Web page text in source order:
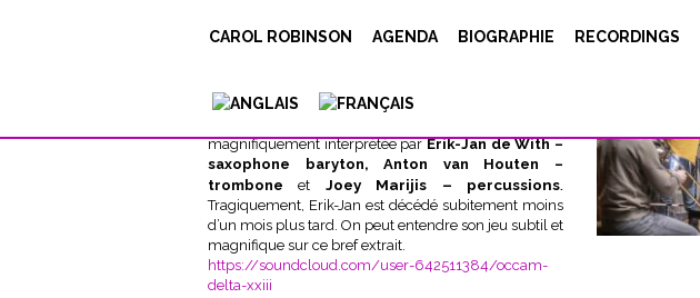
CAROL ROBINSON AGENDA BIOGRAPHIE RECORDINGS
OCCAM_WIGMORE_FR
àWigmore Halldans le cadre du
magnifiquement interprétée parErik-Jan de With –
saxophone baryton, Anton van Houten –
tromboneet Joey Marijis – percussions
Tragiquement, Erik-Jan est décédé subitement moins
d’un mois plus tard. On peut entendre son jeu subtil et
magnifique sur ce bref extrait.
https://soundcloud.com/user-642511384/occam-
delta-xxiii